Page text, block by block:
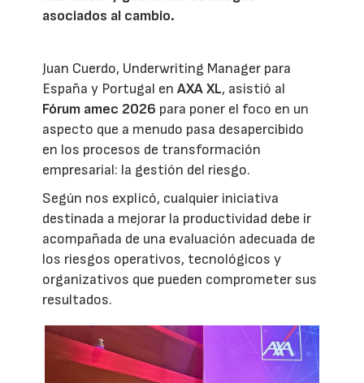
asociados al cambio.
Juan Cuerdo, Underwriting Manager para
España y Portugal enAXA XL, asistió al
Fórum amec 2026 para poner el foco en un
aspecto que a menudo pasa desapercibido
en los procesos de transformación
empresarial: la gestión del riesgo.
Según nos explicó, cualquier iniciativa
destinada a mejorar la productividad debe ir
acompañada de una evaluación adecuada de
los riesgos operativos, tecnológicos y
organizativos que pueden comprometer sus
resultados.